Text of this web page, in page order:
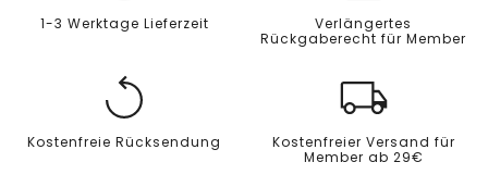
1-3 Werktage Lieferzeit
Verlängertes
Rückgaberecht für Member
Kostenfreie Rücksendung
Kostenfreier Versand für
Member ab 29€